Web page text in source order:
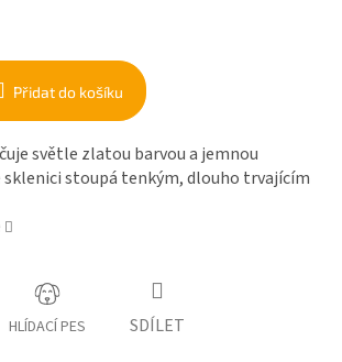
Přidat do košíku
světle zlatou barvou a jemnou
stoupá tenkým, dlouho trvajícím
HLÍDACÍ PES SDÍLET